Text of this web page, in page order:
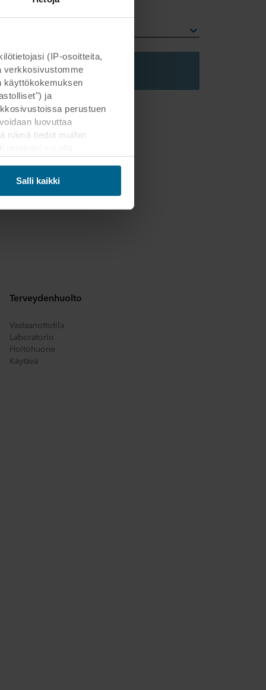
(IP-osoitteita,
verkkosivustomme
käyttökokemuksen
ja
perustuen
luovuttaa
nämä tiedot muihin
itse, mihin
Salli kaikki
Terveydenhuolto
Vastaanottotila
Laboratorio
Hoitohuone
Käytävä